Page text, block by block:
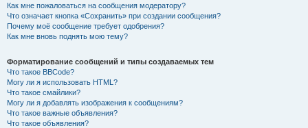
Как мне пожаловаться на сообщения модератору?
Что означает кнопка «Сохранить» при создании сообщения?
Почему моё сообщение требует одобрения?
Как мне вновь поднять мою тему?
Форматирование сообщений и типы создаваемых тем
Что такое BBCode?
Могу ли я использовать HTML?
Что такое смайлики?
Могу ли я добавлять изображения к сообщениям?
Что такое важные объявления?
Что такое объявления?